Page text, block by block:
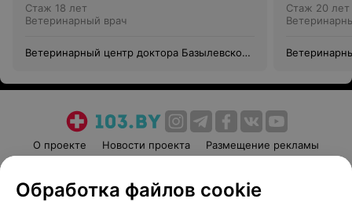
Стаж 18 лет
Ветеринарный врач
Ветеринарный центр доктора Базылевского
Стаж 20 лет
О проекте Новости проекта
Размещение рекламы
Пользовательское соглашение
Способы оплаты
Обработка файлов cookie